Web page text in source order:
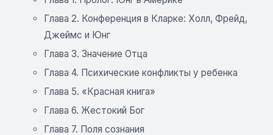
Глава 2. Конференция в Кларке: Холл, Фрейд,
Джеймс и Юнг
Глава 3. Значение Отца
Глава 4. Психические конфликты у ребенка
Глава 5. «Красная книга»
Глава 6. Жестокий Бог
Глава 7. Поля сознания